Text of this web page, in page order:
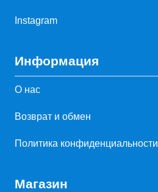
Instagram
Информация
О нас
Возврат и обмен
Политика конфиденциальности
Магазин